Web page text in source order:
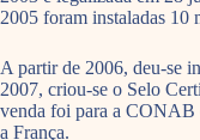
2005 foram instaladas 10
A partir de 2006, deu-se
2007, criou-se o Selo
venda foi para a CONAB
a França.